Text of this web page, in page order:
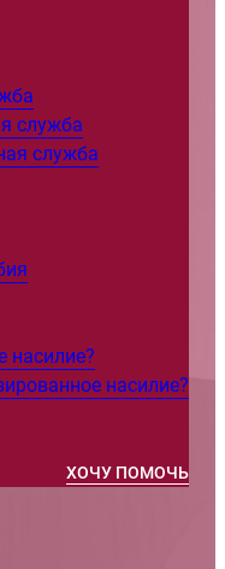
служба
служба
насилие?
насилие?
ХОЧУ ПОМОЧЬ